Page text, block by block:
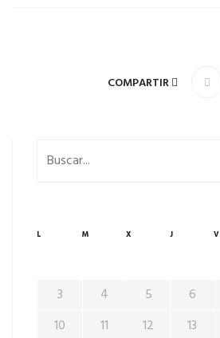
COMPARTIR
L M X J V
3
4 5 6
10
11 12 13